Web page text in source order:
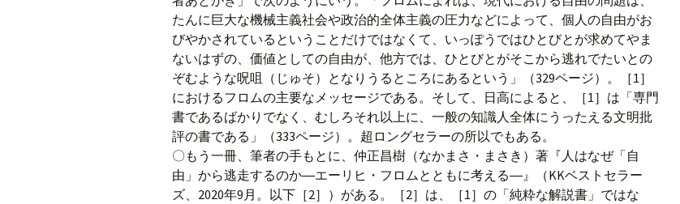
たんに巨大な機械主義社会や政治的全体主義の圧力などによって、個人の自由がお
びやかされているということだけではなくて、いっぽうではひとびとが求めてやま
ないはずの、価値としての自由が、他方では、ひとびとがそこから逃れでたいとの
ぞむような呪咀（じゅそ）となりうるところにあるという」（329ページ）。［1］
におけるフロムの主要なメッセージである。そして、日高によると、［1］は「専門
書であるばかりでなく、むしろそれ以上に、一般の知識人全体にうったえる文明批
評の書である」（333ページ）。超ロングセラーの所以でもある。
〇もう一冊、筆者の手もとに、仲正昌樹（なかまさ・まさき）著『人はなぜ「自
由」から逃走するのか―エーリヒ・フロムとともに考える―』（KKベストセラー
ズ、2020年9月。以下［2］）がある。［2］は、［1］の「純粋な解説書」ではな